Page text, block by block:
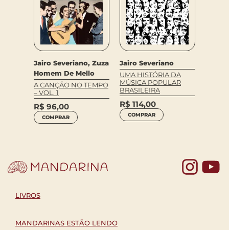
Jairo Severiano, Zuza
Homem De Mello
A CANÇÃO NO TEMPO
– VOL. 1
R$ 96,00
COMPRAR
Jairo Severiano
UMA HISTÓRIA DA
MÚSICA POPULAR
BRASILEIRA
R$ 114,00
COMPRAR
LIVROS
MANDARINAS ESTÃO LENDO